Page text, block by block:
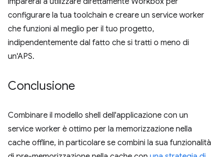
configurare la tua toolchain e creare un service worker
che funzioni al meglio per il tuo progetto,
indipendentemente dal fatto che si tratti o meno di
un'APS.
Conclusione
Combinare il modello shell dell'applicazione con un
service worker è ottimo per la memorizzazione nella
cache offline, in particolare se combini la sua funzionalità